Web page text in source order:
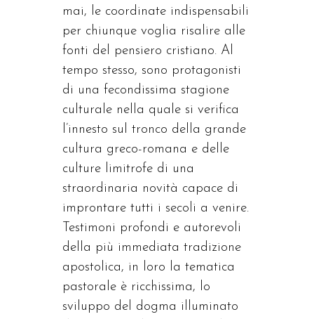
mai, le coordinate indispensabili
per chiunque voglia risalire alle
fonti del pensiero cristiano. Al
tempo stesso, sono protagonisti
di una fecondissima stagione
culturale nella quale si verifica
l’innesto sul tronco della grande
cultura greco-romana e delle
culture limitrofe di una
straordinaria novità capace di
improntare tutti i secoli a venire.
Testimoni profondi e autorevoli
della più immediata tradizione
apostolica, in loro la tematica
pastorale è ricchissima, lo
sviluppo del dogma illuminato